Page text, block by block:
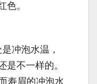
色。
冲泡水温，
是不一样的。
寿眉的冲泡水